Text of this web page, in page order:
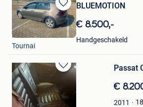
Bewaren
in
Mijn
Favorieten
BLUEMOTION
€ 8.500,-
Handgeschakeld
Evan Szneider
Tournai
Bewaren
in
Mijn
Favorieten
Passat
€
2011